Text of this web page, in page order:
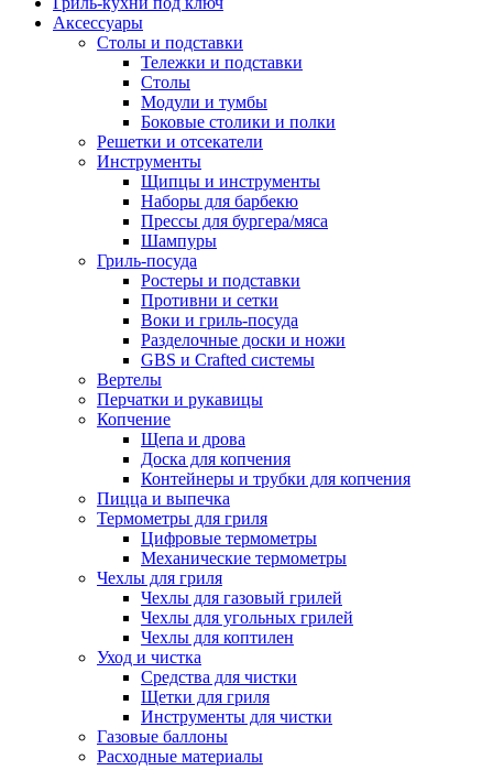
Аксессуары
Столы и подставки
Тележки и подставки
Столы
Модули и тумбы
Боковые столики и полки
Решетки и отсекатели
Инструменты
Щипцы и инструменты
Наборы для барбекю
Прессы для бургера/мяса
Шампуры
Гриль-посуда
Ростеры и подставки
Противни и сетки
Воки и гриль-посуда
Разделочные доски и ножи
GBS и Crafted системы
Вертелы
Перчатки и рукавицы
Копчение
Щепа и дрова
Доска для копчения
Контейнеры и трубки для копчения
Пицца и выпечка
Термометры для гриля
Цифровые термометры
Механические термометры
Чехлы для гриля
Чехлы для газовый грилей
Чехлы для угольных грилей
Чехлы для коптилен
Уход и чистка
Средства для чистки
Щетки для гриля
Инструменты для чистки
Газовые баллоны
Расходные материалы